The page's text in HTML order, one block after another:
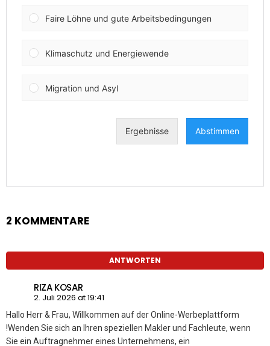
2 KOMMENTARE
ANTWORTEN
RIZA KOSAR
2. Juli 2026 at 19:41
Hallo Herr & Frau, Willkommen auf der Online-Werbeplattform
!Wenden Sie sich an Ihren speziellen Makler und Fachleute, wenn
Sie ein Auftragnehmer eines Unternehmens, ein